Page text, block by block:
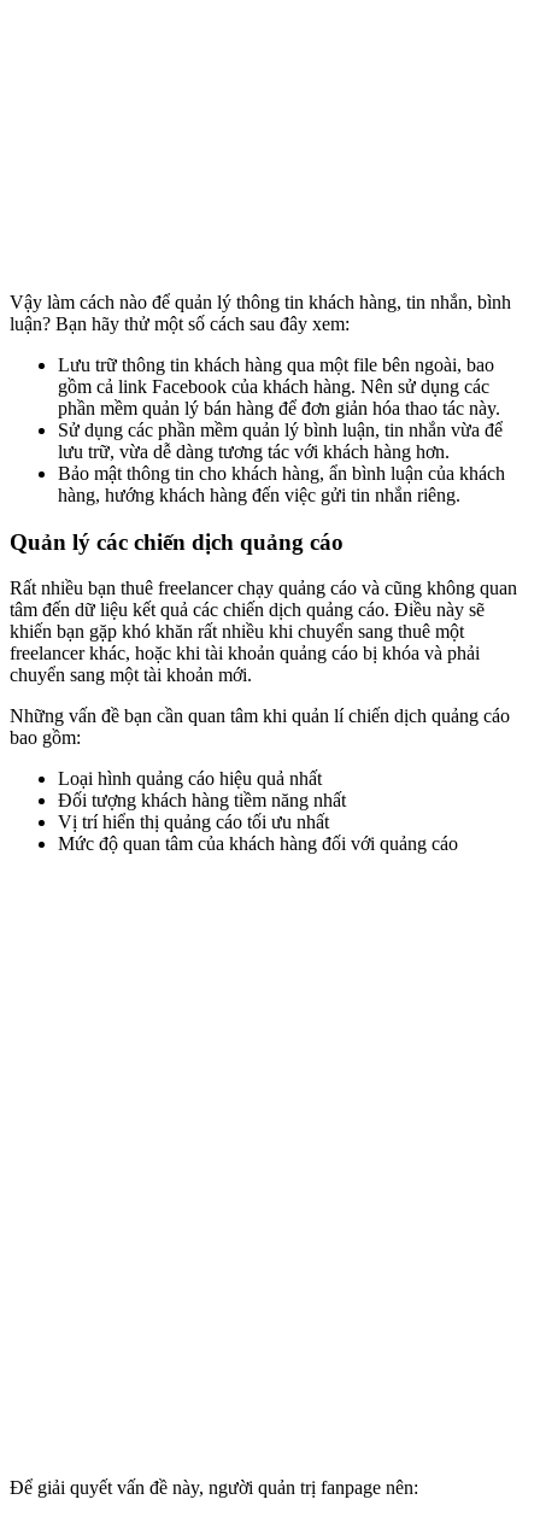
Vậy làm cách nào để quản lý thông tin khách hàng, tin nhắn, bình
luận? Bạn hãy thử một số cách sau đây xem:
Lưu trữ thông tin khách hàng qua một file bên ngoài, bao
gồm cả link Facebook của khách hàng. Nên sử dụng các
phần mềm quản lý bán hàng để đơn giản hóa thao tác này.
Sử dụng các phần mềm quản lý bình luận, tin nhắn vừa để
lưu trữ, vừa dễ dàng tương tác với khách hàng hơn.
Bảo mật thông tin cho khách hàng, ẩn bình luận của khách
hàng, hướng khách hàng đến việc gửi tin nhắn riêng.
Quản lý các chiến dịch quảng cáo
Rất nhiều bạn thuê freelancer chạy quảng cáo và cũng không quan
tâm đến dữ liệu kết quả các chiến dịch quảng cáo. Điều này sẽ
khiến bạn gặp khó khăn rất nhiều khi chuyển sang thuê một
freelancer khác, hoặc khi tài khoản quảng cáo bị khóa và phải
chuyển sang một tài khoản mới.
Những vấn đề bạn cần quan tâm khi quản lí chiến dịch quảng cáo
bao gồm:
Loại hình quảng cáo hiệu quả nhất
Đối tượng khách hàng tiềm năng nhất
Vị trí hiển thị quảng cáo tối ưu nhất
Mức độ quan tâm của khách hàng đối với quảng cáo
Để giải quyết vấn đề này, người quản trị fanpage nên: